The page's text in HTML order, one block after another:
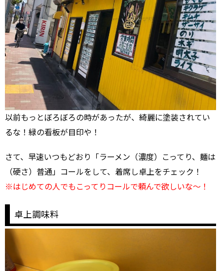
以前もっとぼろぼろの時があったが、綺麗に塗装されてい
るな！緑の看板が目印や！
さて、早速いつもどおり「ラーメン（濃度）こってり、麺は
（硬さ）普通」コールをして、着席し卓上をチェック！
※はじめての人でもこってりコールで頼んで欲しいな～！
卓上調味料